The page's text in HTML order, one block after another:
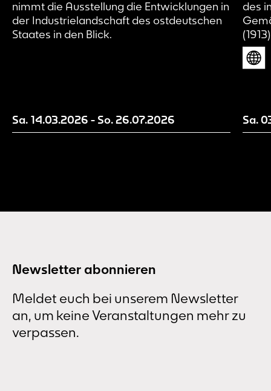
nimmt die Ausstellung die Entwicklungen in
der Industrielandschaft des ostdeutschen
Staates in den Blick.
Sa. 14.03.2026 - So. 26.07.2026
des
und
Sa.
Newsletter abonnieren
Meldet euch bei unserem Newsletter
an, um keine Veranstaltungen mehr zu
verpassen.